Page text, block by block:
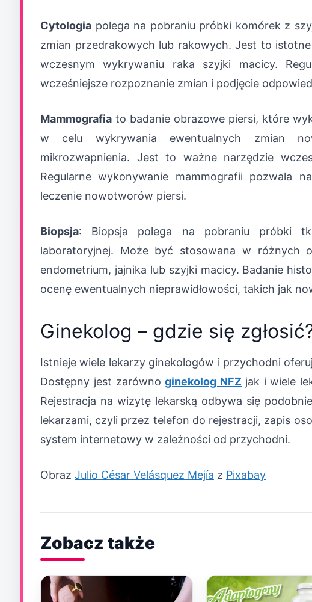
Cytologia polega na pobraniu próbki komórek z
zmian przedrakowych lub rakowych. Jest to
wczesnym wykrywaniu raka szyjki macicy.
wcześniejsze rozpoznanie zmian i podjęcie
Mammografia to badanie obrazowe piersi, które
w celu wykrywania ewentualnych zmian
mikrozwapnienia. Jest to ważne narzędzie
Regularne wykonywanie mammografii pozwala
leczenie nowotworów piersi.
Biopsja: Biopsja polega na pobraniu próbki
laboratoryjnej. Może być stosowana w różnych
endometrium, jajnika lub szyjki macicy. Badanie
ocenę ewentualnych nieprawidłowości, takich jak
Ginekolog – gdzie się
Istnieje wiele lekarzy ginekologów i przychodni
Dostępny jest zarównoginekolog NFZ jak i wiele
Rejestracja na wizytę lekarską odbywa się
lekarzami, czyli przez telefon do rejestracji, zapis
system internetowy w zależności od przychodni.
Obraz Julio César Velásquez Mejía z Pixabay
Zobacz także